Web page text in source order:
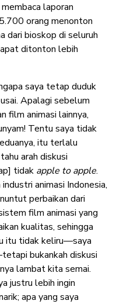
laporan
orang menonton
dari bioskop di seluruh
ditonton lebih
saya tetap duduk
Apalagi sebelum
film animasi lainnya,
Tentu saya tidak
itu terlalu
arah diskusi
tidak apple to apple.
animasi Indonesia,
perbaikan dari
film animasi yang
kualitas, sehingga
itu tidak keliru—saya
bukankah diskusi
lambat kita semai.
justru lebih ingin
apa yang saya